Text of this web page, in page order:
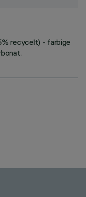
recycelt) - farbige